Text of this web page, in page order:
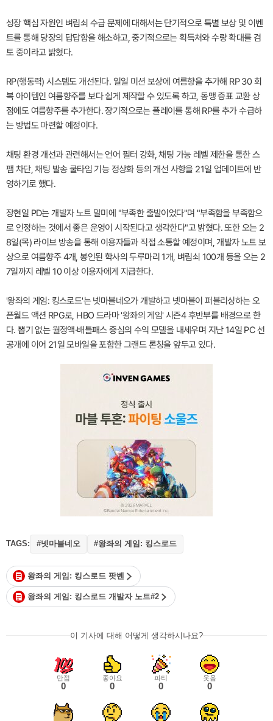
성장 핵심 자원인 벼림쇠 수급 문제에 대해서는 단기적으로 특별 보상 및 이벤
트를 통해 당장의 답답함을 해소하고, 중기적으로는 획득처와 수량 확대를 검
토 중이라고 밝혔다.
RP(행동력) 시스템도 개선된다. 일일 미션 보상에 여름향을 추가해 RP 30 회
복 아이템인 여름향주를 보다 쉽게 제작할 수 있도록 하고, 동맹 증표 교환 상
점에도 여름향주를 추가한다. 장기적으로는 플레이를 통해 RP를 추가 수급하
는 방법도 마련할 예정이다.
채팅 환경 개선과 관련해서는 언어 필터 강화, 채팅 가능 레벨 제한을 통한 스
팸 차단, 채팅 발송 쿨타임 기능 정상화 등의 개선 사항을 21일 업데이트에 반
영하기로 했다.
장현일 PD는 개발자 노트 말미에 "부족한 출발이었다"며 "부족함을 부족함으
로 인정하는 것에서 좋은 운영이 시작된다고 생각한다"고 밝혔다. 또한 오는 2
8일(목) 라이브 방송을 통해 이용자들과 직접 소통할 예정이며, 개발자 노트 보
상으로 여름향주 4개, 봉인된 학사의 두루마리 1개, 벼림쇠 100개 등을 오는 2
7일까지 레벨 10 이상 이용자에게 지급한다.
'왕좌의 게임: 킹스로드'는 넷마블네오가 개발하고 넷마블이 퍼블리싱하는 오
픈월드 액션 RPG로, HBO 드라마 '왕좌의 게임' 시즌4 후반부를 배경으로 한
다. 뽑기 없는 월정액·배틀패스 중심의 수익 모델을 내세우며 지난 14일 PC 선
공개에 이어 21일 모바일을 포함한 그랜드 론칭을 앞두고 있다.
TAGS: #넷마블네오 #왕좌의 게임: 킹스로드
왕좌의 게임: 킹스로드 팟벤
왕좌의 게임: 킹스로드 개발자 노트#2
이 기사에 대해 어떻게 생각하시나요?
만점
0
좋아요
0
파티
0
웃음
0